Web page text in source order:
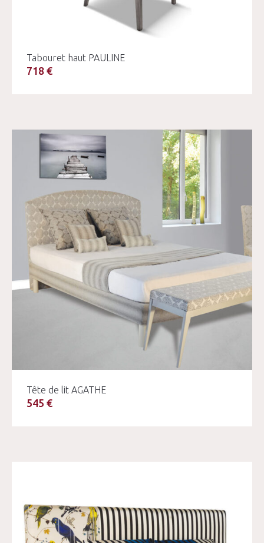
Tabouret haut PAULINE
718 €
Tête de lit AGATHE
545 €